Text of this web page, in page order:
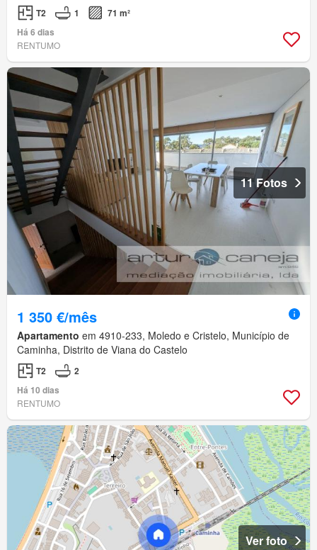
T2 1
71 m²
Há 6 dias
RENTUMO
11 Fotos
1 350 €/mês
Apartamento em 4910-233, Moledo e Cristelo, Município de
Caminha, Distrito de Viana do Castelo
T2
2
Há 10 dias
RENTUMO
Ver foto